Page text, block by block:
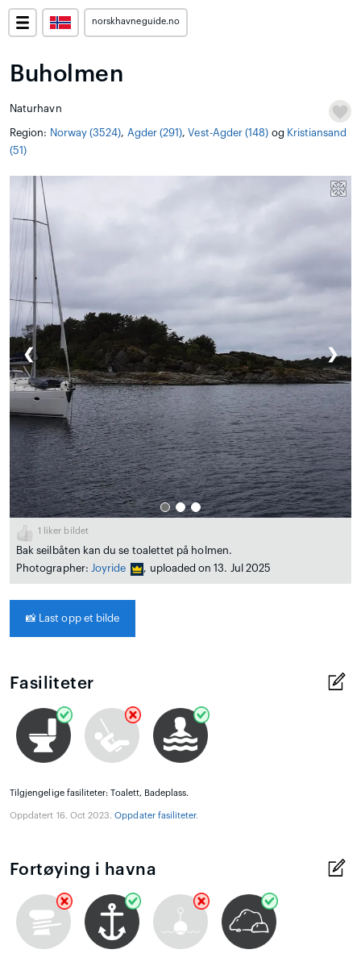
norskhavneguide.no
Buholmen
Naturhavn
Region: Norway (3524), Agder (291),Vest-Agder (148) og Kristiansand
(51)
❮ ❯
1 liker bildet
Bak seilbåten kan du se toalettet på holmen.
Photographer: Joyride , uploaded on 13. Jul 2025
📸 Last opp et bilde
Fasiliteter
Tilgjengelige fasiliteter: Toalett, Badeplass.
Oppdatert 16. Oct 2023.Oppdater fasiliteter.
Fortøying i havna